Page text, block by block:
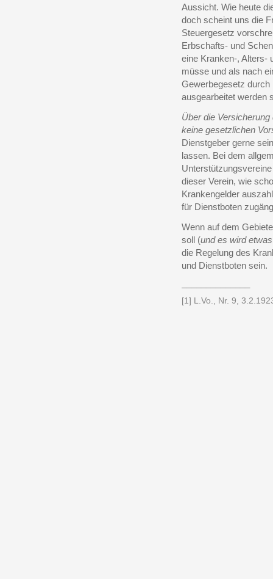
Aussicht. Wie heute
doch scheint uns die
Steuergesetz
Erbschafts- und
eine Kranken-, Alters-
müsse und als nach
Gewerbegesetz
ausgearbeitet werden
Über die
keine gesetzlichen
Dienstgeber gerne
lassen. Bei dem
dieser Verein, wie
Krankengelder
für Dienstboten
Wenn auf dem
soll (und es wird
die Regelung des
und Dienstboten sein.
[1] L.Vo., Nr. 9,